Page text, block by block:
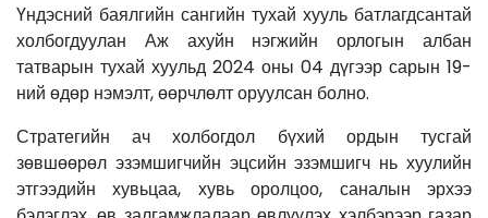
Үндэсний баялгийн сангийн тухай хууль батлагдсантай
холбогдуулан Аж ахуйн нэгжийн орлогын албан
татварын тухай хуульд 2024 оны 04 дүгээр сарын 19-
ний өдөр нэмэлт, өөрчлөлт оруулсан болно.
Стратегийн ач холбогдол бүхий ордын тусгай
зөвшөөрөл эзэмшигчийн эцсийн эзэмшигч нь хуулийн
этгээдийн хувьцаа, хувь оролцоо, саналын эрхээ